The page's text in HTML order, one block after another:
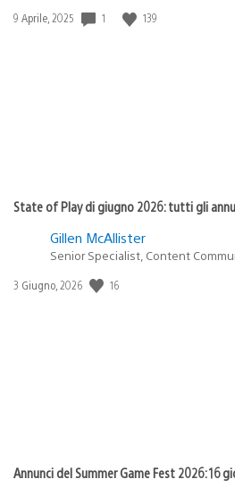
Data
9 Aprile, 2025 1 139
State of Play di giugno 2026: tutti gli
Gillen McAllister
Senior Specialist, Content
Data
3 Giugno, 2026 16
Annunci del Summer Game Fest 2026: 16